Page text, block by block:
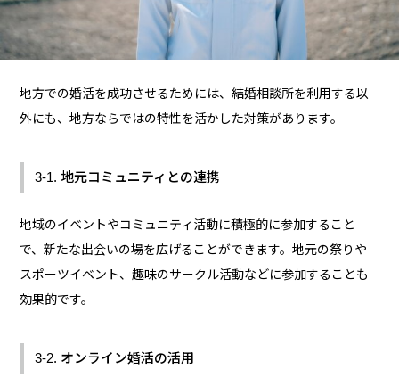
地方での婚活を成功させるためには、結婚相談所を利用する以
外にも、地方ならではの特性を活かした対策があります。
3-1. 地元コミュニティとの連携
地域のイベントやコミュニティ活動に積極的に参加すること
で、新たな出会いの場を広げることができます。地元の祭りや
スポーツイベント、趣味のサークル活動などに参加することも
効果的です。
3-2. オンライン婚活の活用